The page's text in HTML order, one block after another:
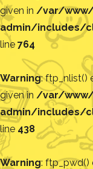
given in /var/
admin/includes/
line 764
Warning: ftp_nlist()
given in /var/
admin/includes/
line 438
Warning: ftp_pwd()